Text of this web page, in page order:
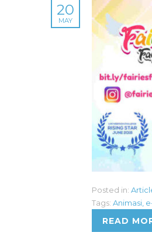
20
MAY
Posted in:
Tags: Animasi
READ